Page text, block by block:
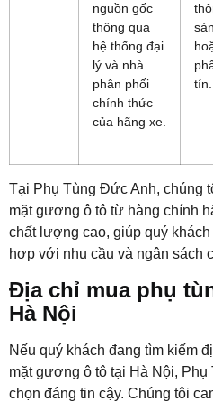
nguồn gốc
thông qua
hệ thống đại
lý và nhà
phân phối
chính thức
của hãng xe.
tín.
Tại Phụ Tùng Đức Anh, chúng
mặt gương ô tô từ hàng chính
chất lượng cao, giúp quý
hợp với nhu cầu và ngân sách
Địa chỉ mua phụ
Hà Nội
Nếu quý khách đang tìm kiếm
mặt gương ô tô tại Hà Nội,
chọn đáng tin cậy. Chúng tôi